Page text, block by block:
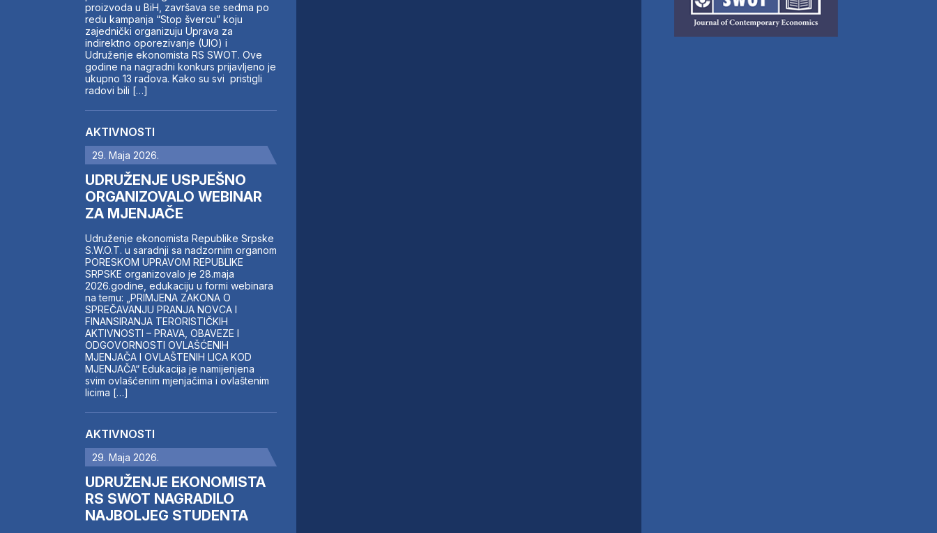
proizvoda u BiH, završava se sedma po
redu kampanja “Stop švercu” koju
zajednički organizuju Uprava za
indirektno oporezivanje (UIO) i
Udruženje ekonomista RS SWOT. Ove
godine na nagradni konkurs prijavljeno je
ukupno 13 radova. Kako su svi pristigli
radovi bili […]
AKTIVNOSTI
29. Maja 2026.
UDRUŽENJE USPJEŠNO
ORGANIZOVALO WEBINAR
ZA MJENJAČE
Udruženje ekonomista Republike Srpske
S.W.O.T. u saradnji sa nadzornim organom
PORESKOM UPRAVOM REPUBLIKE
SRPSKE organizovalo je 28.maja
2026.godine, edukaciju u formi webinara
na temu: „PRIMJENA ZAKONA O
SPREČAVANJU PRANJA NOVCA I
FINANSIRANJA TERORISTIČKIH
AKTIVNOSTI – PRAVA, OBAVEZE I
ODGOVORNOSTI OVLAŠĆENIH
MJENJAČA I OVLAŠTENIH LICA KOD
MJENJAČA“ Edukacija je namijenjena
svim ovlašćenim mjenjačima i ovlaštenim
licima […]
AKTIVNOSTI
29. Maja 2026.
UDRUŽENJE EKONOMISTA
RS SWOT NAGRADILO
NAJBOLJEG STUDENTA